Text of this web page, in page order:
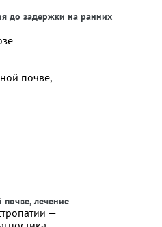
до задержки на ранних
лечение